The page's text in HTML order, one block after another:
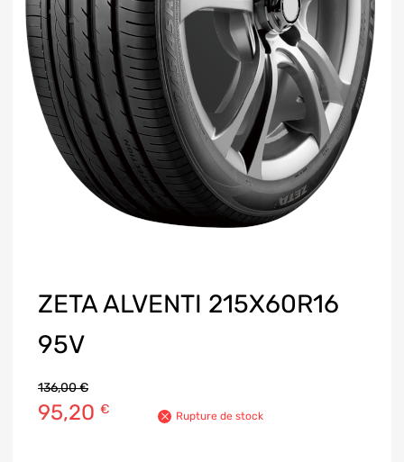
ZETA ALVENTI 215X60R16
95V
136,00€
95,20 € Rupture de stock